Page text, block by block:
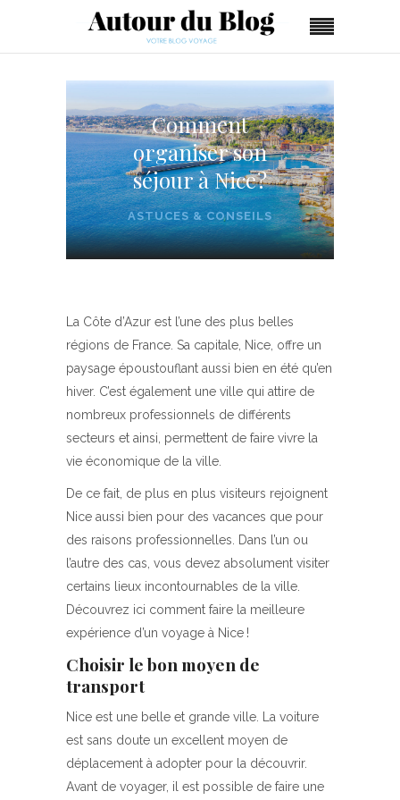
Comment
organiser son
séjour à Nice ?
ASTUCES & CONSEILS
La Côte d’Azur est l’une des plus belles
régions de France. Sa capitale, Nice, offre un
paysage époustouflant aussi bien en été qu’en
hiver. C’est également une ville qui attire de
nombreux professionnels de différents
secteurs et ainsi, permettent de faire vivre la
vie économique de la ville.
De ce fait, de plus en plus visiteurs rejoignent
Nice aussi bien pour des vacances que pour
des raisons professionnelles. Dans l’un ou
l’autre des cas, vous devez absolument visiter
certains lieux incontournables de la ville.
Découvrez ici comment faire la meilleure
expérience d’un voyage à Nice !
Choisir le bon moyen de
transport
Nice est une belle et grande ville. La voiture
est sans doute un excellent moyen de
déplacement à adopter pour la découvrir.
Avant de voyager, il est possible de faire une